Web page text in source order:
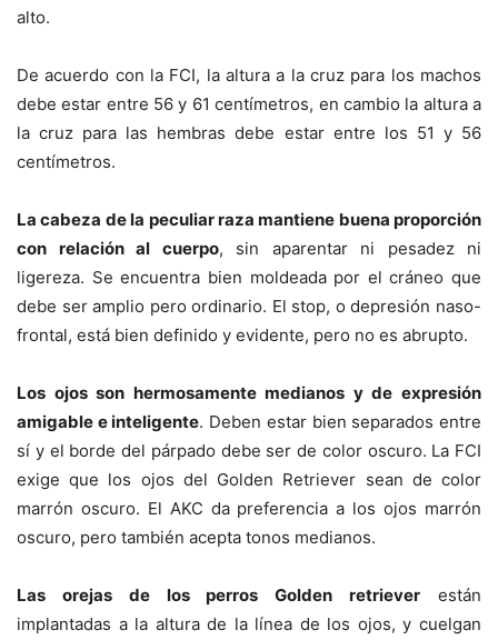
alto.
De acuerdo con la FCI, la altura a la cruz para los machos
debe estar entre 56 y 61 centímetros, en cambio la altura a
la cruz para las hembras debe estar entre los 51 y 56
centímetros.
La cabeza de la peculiar raza mantiene buena proporción
con relación al cuerpo, sin aparentar ni pesadez ni
ligereza. Se encuentra bien moldeada por el cráneo que
debe ser amplio pero ordinario. El stop, o depresión naso-
frontal, está bien definido y evidente, pero no es abrupto.
Los ojos son hermosamente medianos y de expresión
amigable e inteligente. Deben estar bien separados entre
sí y el borde del párpado debe ser de color oscuro. La FCI
exige que los ojos del Golden Retriever sean de color
marrón oscuro. El AKC da preferencia a los ojos marrón
oscuro, pero también acepta tonos medianos.
Las orejas de los perros Golden retriever están
implantadas a la altura de la línea de los ojos, y cuelgan